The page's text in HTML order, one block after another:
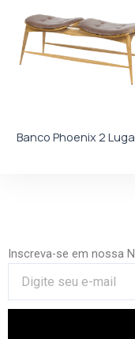
Banco Phoenix 2
Inscreva-se em nossa